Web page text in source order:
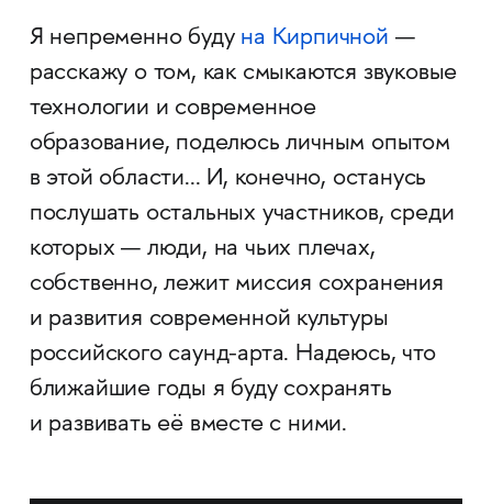
Я непременно буду на Кирпичной —
расскажу о том, как смыкаются звуковые
технологии и современное
образование, поделюсь личным опытом
в этой области... И, конечно, останусь
послушать остальных участников, среди
которых — люди, на чьих плечах,
собственно, лежит миссия сохранения
и развития современной культуры
российского саунд-арта. Надеюсь, что
ближайшие годы я буду сохранять
и развивать её вместе с ними.